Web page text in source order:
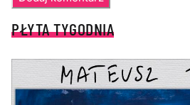
PŁYTA TYGODNIA